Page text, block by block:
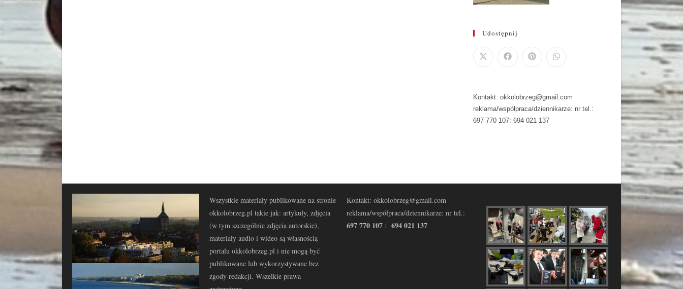
Udostępnij
Kontakt: okkolobrzeg@gmail.com
reklama/współpraca/dziennikarze: nr tel.:
697 770 107: 694 021 137
Wszystkie materiały publikowane na stronie
okkolobrzeg.pl takie jak: artykuły, zdjęcia
(w tym szczególnie zdjęcia autorskie),
materiały audio i wideo są własnością
portalu okkolobrzeg.pl i nie mogą być
publikowane lub wykorzystywane bez
zgody redakcji. Wszelkie prawa
Kontakt: okkolobrzeg@gmail.com
reklama/współpraca/dziennikarze: nr tel.:
697 770 107 : 694 021 137